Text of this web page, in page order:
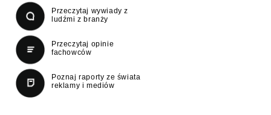
Przeczytaj wywiady z
ludźmi z branży
Przeczytaj opinie
fachowców
Poznaj raporty ze świata
reklamy i mediów